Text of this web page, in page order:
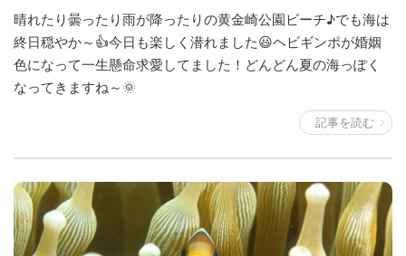
晴れたり曇ったり雨が降ったりの黄金崎公園ビーチ♪でも海は
終日穏やか～👍今日も楽しく潜れました😃ヘビギンポが婚姻
色になって一生懸命求愛してました！どんどん夏の海っぽく
なってきますね～🌞
記事を読む